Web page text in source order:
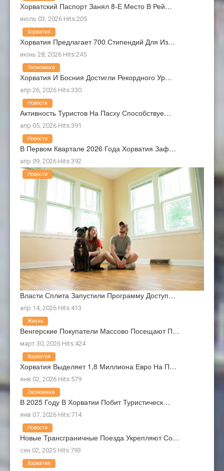
Хорватский Паспорт Занял 8-Е Место В Рей…
июль 03, 2026 Hits:205
Хорватия Предлагает 700 Стипендий Для Из…
июнь 28, 2026 Hits:245
Хорватия
Хорватия И Босния Достигли Рекордного Ур…
апр 26, 2026 Hits:330
Экономика
Активность Туристов На Пасху Способствуе…
апр 05, 2026 Hits:391
Новости
В Первом Квартале 2026 Года Хорватия Заф…
апр 09, 2026 Hits:392
Новости
Власти Сплита Запустили Программу Доступ…
апр 14, 2026 Hits:413
Новости
Венгерские Покупатели Массово Посещают П…
март 30, 2026 Hits:424
Жизнь
Хорватия Выделяет 1,8 Миллиона Евро На П…
янв 02, 2026 Hits:579
Хорватия
В 2025 Году В Хорватии Побит Туристическ…
янв 07, 2026 Hits:714
Экономика
Новые Трансграничные Поезда Укрепляют Со…
сен 02, 2025 Hits:793
Новости
Хорватия